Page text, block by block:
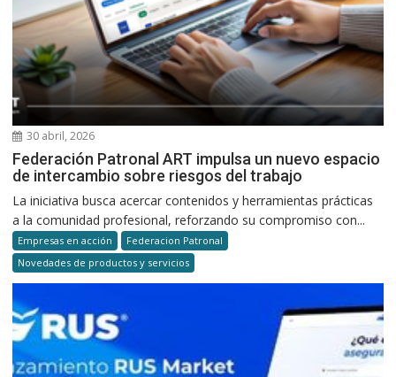
30 abril, 2026
Federación Patronal ART impulsa un nuevo espacio
de intercambio sobre riesgos del trabajo
La iniciativa busca acercar contenidos y herramientas prácticas
a la comunidad profesional, reforzando su compromiso con...
Empresas en acción
Federacion Patronal
Novedades de productos y servicios